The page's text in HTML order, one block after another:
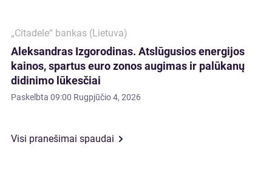
„Citadele“ bankas (Lietuva)
Aleksandras Izgorodinas. Atslūgusios energijos
kainos, spartus euro zonos augimas ir palūkanų
didinimo lūkesčiai
Paskelbta 09:00 Rugpjūčio 4, 2026
Visi pranešimai spaudai